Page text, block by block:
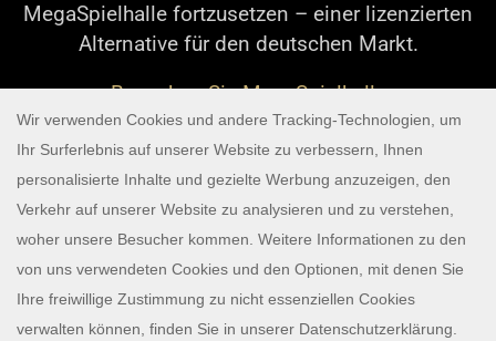
MegaSpielhalle fortzusetzen – einer lizenzierten
Alternative für den deutschen Markt.
Besuchen Sie MegaSpielhalle
Bei Fragen zu Ihrem bestehenden Konto oder
Guthaben kontaktieren Sie bitte den Kundenservice
support@lordping.de.